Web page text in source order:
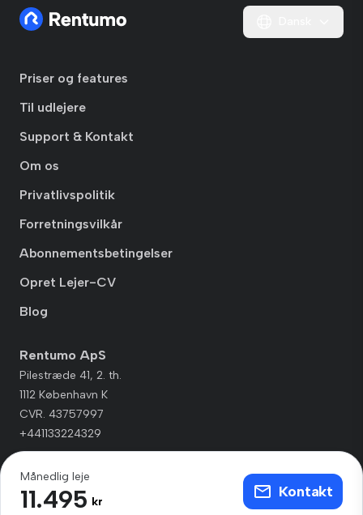
Månedlig leje
11.495 kr
Kontakt
Priser og features
Til udlejere
Support & Kontakt
Om os
Privatlivspolitik
Forretningsvilkår
Abonnementsbetingelser
Opret Lejer-CV
Blog
Rentumo ApS
Pilestræde 41, 2. th.
1112 København K
CVR. 43757997
+441133224329